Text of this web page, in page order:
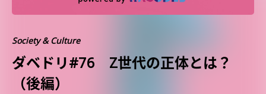
Society & Culture
ダベドリ#76 Z世代の正体とは？
（後編）